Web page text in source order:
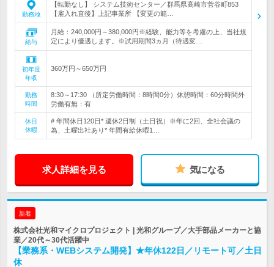
勤務地
【転勤なし】 システム技術センター／群馬県高崎市菅谷町853
【雇入れ直後】上記事業所 【変更の範…
給与
月給：240,000円～380,000円※経験、能力等を考慮の上、当社規
定により優遇します。※試用期間3ヵ月（待遇変…
初年度
年収
360万円～650万円
勤務
時間
8:30～17:30 （所定労働時間：8時間0分）休憩時間：60分時間外
労働有無：有
休日
休暇
# 年間休日120日* 週休2日制（土日祝）※年に2回、全社会議の
為、土曜出社あり* 年間有給休暇1…
求人詳細を見る 気になる
新着
株式会社光和マイクロプロジェクト | 光和グループ／大手部品メーカーと協
業／20代～30代活躍中
【業務系・WEBシステム開発】★年休122日／リモート可／土日
休